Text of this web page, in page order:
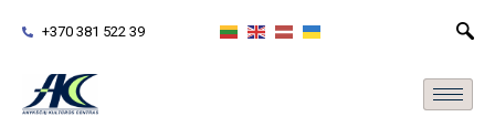
+370 381 522 39